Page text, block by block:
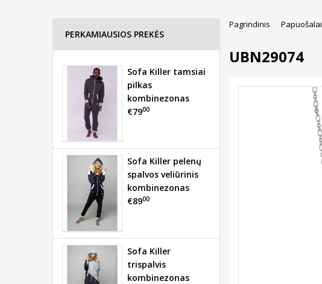
Pagrindinis Papuošalai
UBN29074
PERKAMIAUSIOS PREKĖS
Sofa Killer tamsiai
pilkas
kombinezonas
€7900
Sofa Killer pelenų
spalvos veliūrinis
kombinezonas
€8900
Sofa Killer
trispalvis
kombinezonas